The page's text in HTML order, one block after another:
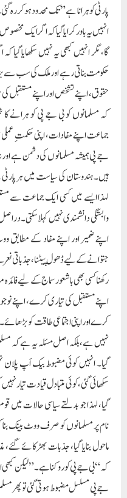
پارٹی کو ہرانا ہے” تک محدود ہو کر رہ
انہیں یہ باور کرا یا گیا کہ اگر ایک
گا، مگر انہیں کبھی یہ نہیں سکھایا
حکومت بناتی رہے اور ملک کی سب سے
حقوق، اپنے تشخص اور اپنے
کہ مسلمانوں کو بی جے پی کو ہرانے
جماعت اپنے مفادات، اپنی حکمتِ
جے پی ہمیشہ مسلمانوں کی دشمن ہے
ہیں۔ ہندوستان کی سیاست میں ہر
لہذا ایسے میں کسی ایک جماعت سے
وابستگی دانشمندی نہیں کہلا سکتی۔
اپنے ضمیر اور اپنے مفاد کے
جتوانے کے لیے ڈھول پیٹنا، جذباتی
رکھنا کسی بھی باشعور سماج کے لیے
اپنے مستقبل کی تیاری کرے، اپنے
کرے اور اپنی اجتماعی طاقت کو
نہیں ہے، بلکہ اصل مسئلہ یہ ہے کہ مسلم
گیا۔ انہیں کوئی مضبوط بیک اَپ پلان
سکھائی گئی، کوئی متبادل قیادت تیار نہیں
گیا، لہذا جو بدلتے سیاسی حالات
نام پر مسلمانوں کو صرف ووٹ بینک بنا
ماحول بنایا گیا، جذبات بھڑکائے گئے،
کہ“بی جے پی کو روکنا ہے۔” لیکن کبھی
جے پی مسلسل مضبوط ہوتی گئی تو پھر